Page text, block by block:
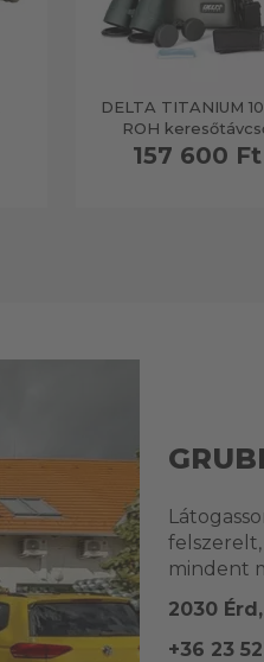
DELTA TITANIUM
ROH
157 600 Ft
mindent
2030
+36 23